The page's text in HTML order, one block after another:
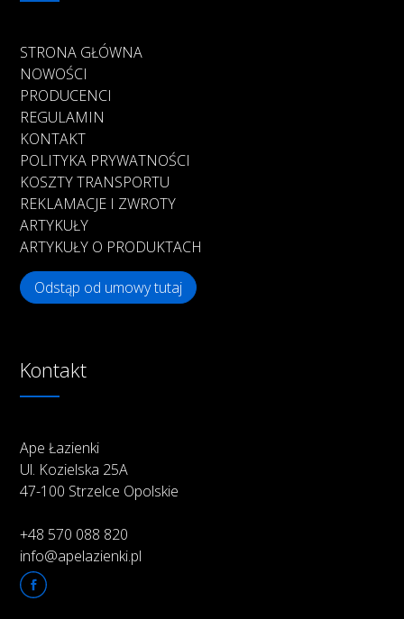
STRONA GŁÓWNA
NOWOŚCI
PRODUCENCI
REGULAMIN
KONTAKT
POLITYKA PRYWATNOŚCI
KOSZTY TRANSPORTU
REKLAMACJE I ZWROTY
ARTYKUŁY
ARTYKUŁY O PRODUKTACH
Odstąp od umowy tutaj
Kontakt
Ape Łazienki
Ul. Kozielska 25A
47-100 Strzelce Opolskie
+48 570 088 820
info@apelazienki.pl